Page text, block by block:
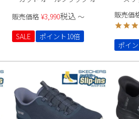
パープル ラベンダー ブルー 推
し活 オタ活 参戦靴 Parade
6894 7095
販売価格 ¥3,990税込 〜
SALE ポイント10倍
51711
販売価
ポイ